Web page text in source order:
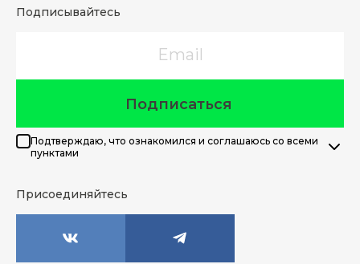
Подписывайтесь
Подписаться
Подтверждаю, что ознакомился и соглашаюсь со всеми
пунктами
Присоединяйтесь